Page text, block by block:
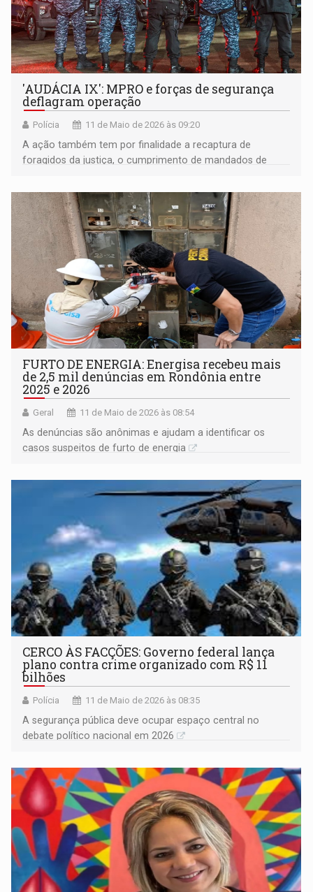
'AUDÁCIA IX': MPRO e forças de segurança
deflagram operação
Polícia 11 de Maio de 2026 às 09:20
A ação também tem por finalidade a recaptura de
foragidos da justiça, o cumprimento de mandados de
Prisão (BNMP)
FURTO DE ENERGIA: Energisa recebeu mais
de 2,5 mil denúncias em Rondônia entre
2025 e 2026
Geral 11 de Maio de 2026 às 08:54
As denúncias são anônimas e ajudam a identificar os
casos suspeitos de furto de energia
CERCO ÀS FACÇÕES: Governo federal lança
plano contra crime organizado com R$ 11
bilhões
Polícia 11 de Maio de 2026 às 08:35
A segurança pública deve ocupar espaço central no
debate político nacional em 2026